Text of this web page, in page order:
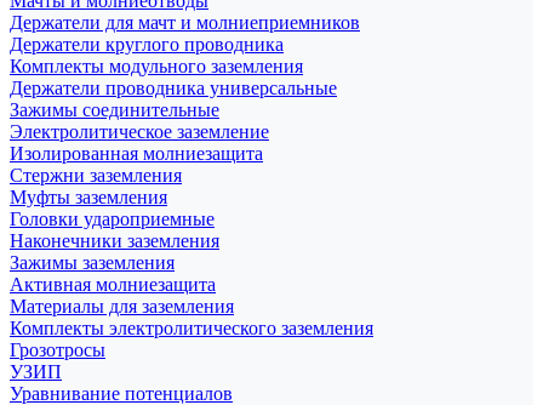
Держатели для мачт и молниеприемников
Держатели круглого проводника
Комплекты модульного заземления
Держатели проводника универсальные
Зажимы соединительные
Электролитическое заземление
Изолированная молниезащита
Стержни заземления
Муфты заземления
Головки удароприемные
Наконечники заземления
Зажимы заземления
Активная молниезащита
Материалы для заземления
Комплекты электролитического заземления
Грозотросы
УЗИП
Уравнивание потенциалов